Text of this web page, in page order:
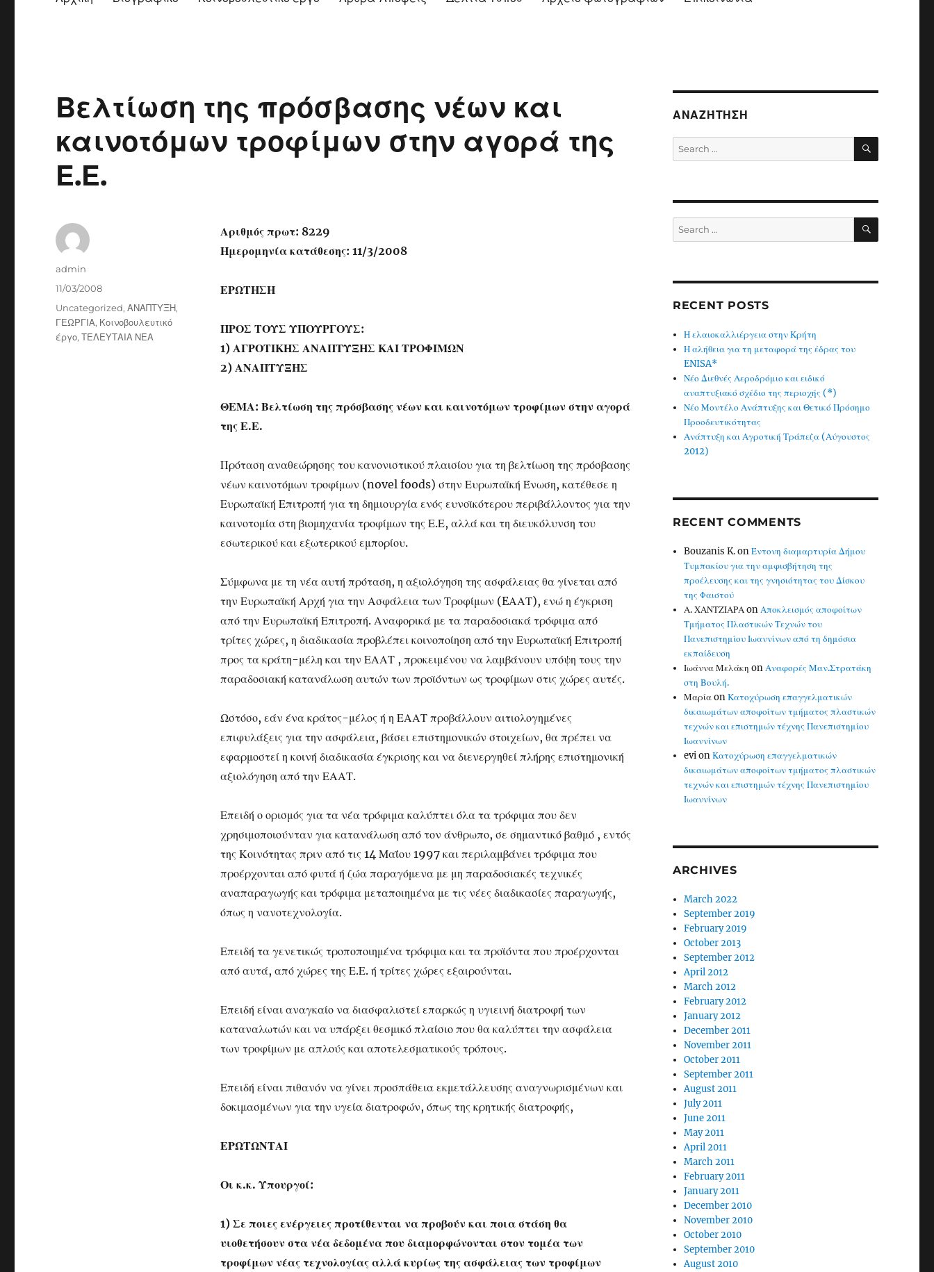
Βελτίωση της πρόσβασης νέων και
καινοτόμων τροφίμων στην αγορά της
Ε.Ε.
Αριθμός πρωτ: 8229
Ημερομηνία κατάθεσης: 11/3/2008
ΕΡΩΤΗΣΗ
ΠΡΟΣ ΤΟΥΣ ΥΠΟΥΡΓΟΥΣ:
1) ΑΓΡΟΤΙΚΗΣ ΑΝΑΠΤΥΞΗΣ ΚΑΙ ΤΡΟΦΙΜΩΝ
2) ΑΝΑΠΤΥΞΗΣ
ΘΕΜΑ: Βελτίωση της πρόσβασης νέων και καινοτόμων τροφίμων στην αγορά
της Ε.Ε.
Πρόταση αναθεώρησης του κανονιστικού πλαισίου για τη βελτίωση της πρόσβασης
νέων καινοτόμων τροφίμων (novel foods) στην Ευρωπαϊκή Ένωση, κατέθεσε η
Ευρωπαϊκή Επιτροπή για τη δημιουργία ενός ευνοϊκότερου περιβάλλοντος για την
καινοτομία στη βιομηχανία τροφίμων της Ε.Ε, αλλά και τη διευκόλυνση του
εσωτερικού και εξωτερικού εμπορίου.
Σύμφωνα με τη νέα αυτή πρόταση, η αξιολόγηση της ασφάλειας θα γίνεται από
την Ευρωπαϊκή Αρχή για την Ασφάλεια των Τροφίμων (EΑΑΤ), ενώ η έγκριση
από την Ευρωπαϊκή Επιτροπή. Αναφορικά με τα παραδοσιακά τρόφιμα από
τρίτες χώρες, η διαδικασία προβλέπει κοινοποίηση από την Ευρωπαϊκή Επιτροπή
προς τα κράτη-μέλη και την ΕΑΑΤ , προκειμένου να λαμβάνουν υπόψη τους την
παραδοσιακή κατανάλωση αυτών των προϊόντων ως τροφίμων στις χώρες αυτές.
Ωστόσο, εάν ένα κράτος-μέλος ή η ΕΑΑΤ προβάλλουν αιτιολογημένες
επιφυλάξεις για την ασφάλεια, βάσει επιστημονικών στοιχείων, θα πρέπει να
εφαρμοστεί η κοινή διαδικασία έγκρισης και να διενεργηθεί πλήρης επιστημονική
αξιολόγηση από την ΕΑΑΤ.
Επειδή ο ορισμός για τα νέα τρόφιμα καλύπτει όλα τα τρόφιμα που δεν
χρησιμοποιούνταν για κατανάλωση από τον άνθρωπο, σε σημαντικό βαθμό , εντός
της Κοινότητας πριν από τις 14 Μαΐου 1997 και περιλαμβάνει τρόφιμα που
προέρχονται από φυτά ή ζώα παραγόμενα με μη παραδοσιακές τεχνικές
αναπαραγωγής και τρόφιμα μεταποιημένα με τις νέες διαδικασίες παραγωγής,
όπως η νανοτεχνολογία.
Επειδή τα γενετικώς τροποποιημένα τρόφιμα και τα προϊόντα που προέρχονται
από αυτά, από χώρες της Ε.Ε. ή τρίτες χώρες εξαιρούνται.
Επειδή είναι αναγκαίο να διασφαλιστεί επαρκώς η υγιεινή διατροφή των
καταναλωτών και να υπάρξει θεσμικό πλαίσιο που θα καλύπτει την ασφάλεια
των τροφίμων με απλούς και αποτελεσματικούς τρόπους.
Επειδή είναι πιθανόν να γίνει προσπάθεια εκμετάλλευσης αναγνωρισμένων και
δοκιμασμένων για την υγεία διατροφών, όπως της κρητικής διατροφής,
ΕΡΩΤΩΝΤΑΙ
Οι κ.κ. Υπουργοί:
1) Σε ποιες ενέργειες προτίθενται να προβούν και ποια στάση θα
υιοθετήσουν στα νέα δεδομένα που διαμορφώνονται στον τομέα των
τροφίμων νέας τεχνολογίας αλλά κυρίως της ασφάλειας των τροφίμων
Author
admin
Posted
11/03/2008
Categories
Uncategorized,ΑΝΑΠΤΥΞΗ,
ΓΕΩΡΓΙΑ, Κοινοβουλευτικό
έργο,ΤΕΛΕΥΤΑΙΑ ΝΕΑ
ΑΝΑΖΉΤΗΣΗ
Search
for:
SEARCH
Search
for:
SEARCH
RECENT POSTS
Η ελαιοκαλλιέργεια στην Κρήτη
Η αλήθεια για τη μεταφορά της έδρας του
ENISA*
Νέο Διεθνές Αεροδρόμιο και ειδικό
αναπτυξιακό σχέδιο της περιοχής (*)
Νέο Μοντέλο Ανάπτυξης και Θετικό Πρόσημο
Προοδευτικότητας
Ανάπτυξη και Αγροτική Τράπεζα (Αύγουστος
2012)
RECENT COMMENTS
Bouzanis K.onΈντονη διαμαρτυρία Δήμου
Τυμπακίου για την αμφισβήτηση της
προέλευσης και της γνησιότητας του Δίσκου
της Φαιστού
Α. ΧΑΝΤΖΙΑΡΑonΑποκλεισμός αποφοίτων
Τμήματος Πλαστικών Τεχνών του
Πανεπιστημίου Ιωαννίνων από τη δημόσια
εκπαίδευση
Ιωάννα Μελάκη onΑναφορές Μαν.Στρατάκη
στη Βουλή.
ΜαρίαonΚατοχύρωση επαγγελματικών
δικαιωμάτων αποφοίτων τμήματος πλαστικών
τεχνών και επιστημών τέχνης Πανεπιστημίου
Ιωαννίνων
evionΚατοχύρωση επαγγελματικών
δικαιωμάτων αποφοίτων τμήματος πλαστικών
τεχνών και επιστημών τέχνης Πανεπιστημίου
Ιωαννίνων
ARCHIVES
March 2022
September 2019
February 2019
October 2013
September 2012
April 2012
March 2012
February 2012
January 2012
December 2011
November 2011
October 2011
September 2011
August 2011
July 2011
June 2011
May 2011
April 2011
March 2011
February 2011
January 2011
December 2010
November 2010
October 2010
September 2010
August 2010